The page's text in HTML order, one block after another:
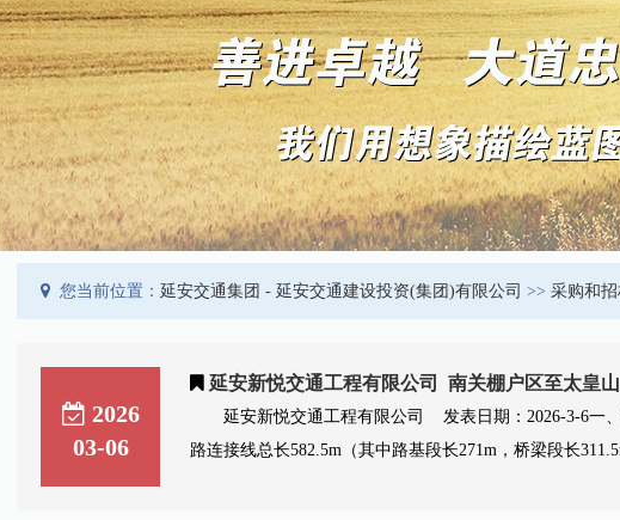
您当前位置： 延安交通集团 - 延安交通建设投资(集团)有限公司 >> 采购和
2026
03-06
延安新悦交通工程有限公司 南关棚户区至太皇
延安新悦交通工程有限公司 发表日期：2026-3-6一
路连接线总长582.5m（其中路基段长271m，桥梁段长